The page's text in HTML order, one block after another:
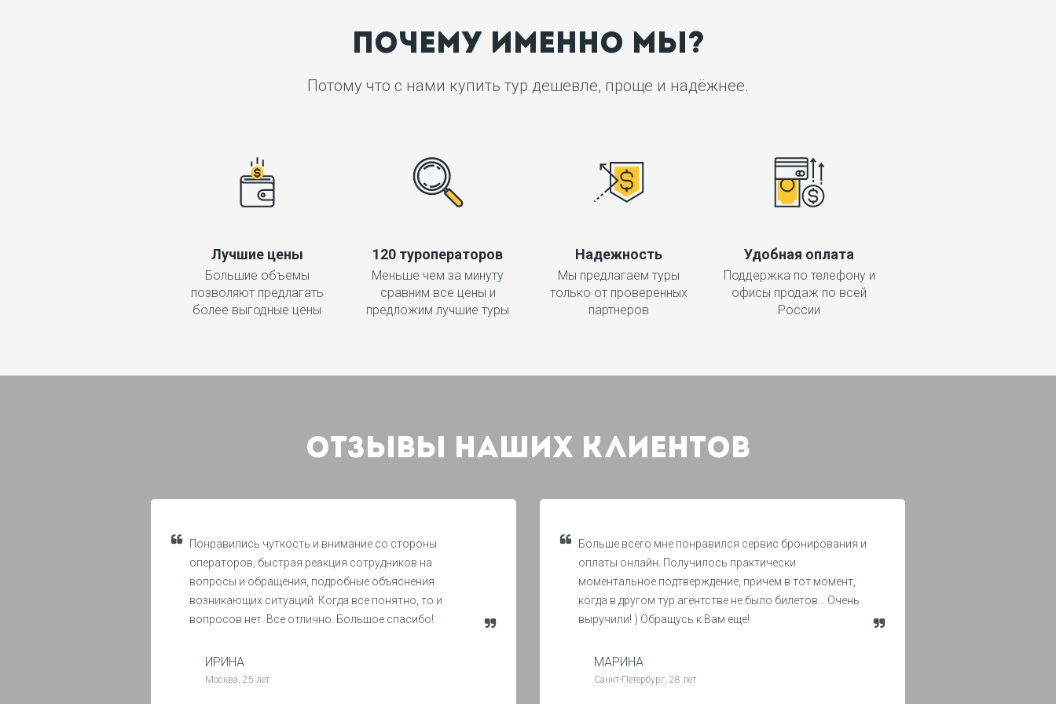
ПОЧЕМУ ИМЕННО МЫ?
Потому что с нами купить тур дешевле, проще и надёжнее.
Лучшие цены
Большие объемы
позволяют предлагать
более выгодные цены
120 туроператоров
Меньше чем за минуту
сравним все цены и
предложим лучшие туры
Надежность
Мы предлагаем туры
только от проверенных
партнеров
Удобная оплата
Поддержка по телефону и
офисы продаж по всей
России
ОТЗЫВЫ НАШИХ КЛИЕНТОВ
Понравились чуткость и внимание со стороны
операторов, быстрая реакция сотрудников на
вопросы и обращения, подробные объяснения
возникающих ситуаций. Когда все понятно, то и
вопросов нет. Все отлично. Большое спасибо!
ИРИНА
Москва, 25 лет
Больше всего мне понравился сервис бронирования и
оплаты онлайн. Получилось практически
моментальное подтверждение, причем в тот момент,
когда в другом тур.агентстве не было билетов... Очень
выручили! ) Обращусь к Вам еще!
МАРИНА
Санкт-Петербург, 28 лет